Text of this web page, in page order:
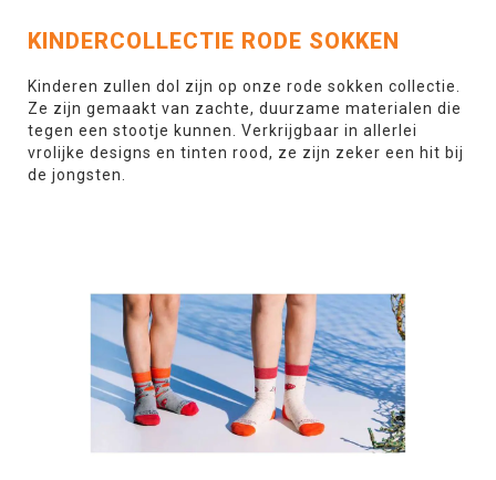
KINDERCOLLECTIE RODE SOKKEN
Kinderen zullen dol zijn op onze rode sokken collectie.
Ze zijn gemaakt van zachte, duurzame materialen die
tegen een stootje kunnen. Verkrijgbaar in allerlei
vrolijke designs en tinten rood, ze zijn zeker een hit bij
de jongsten.